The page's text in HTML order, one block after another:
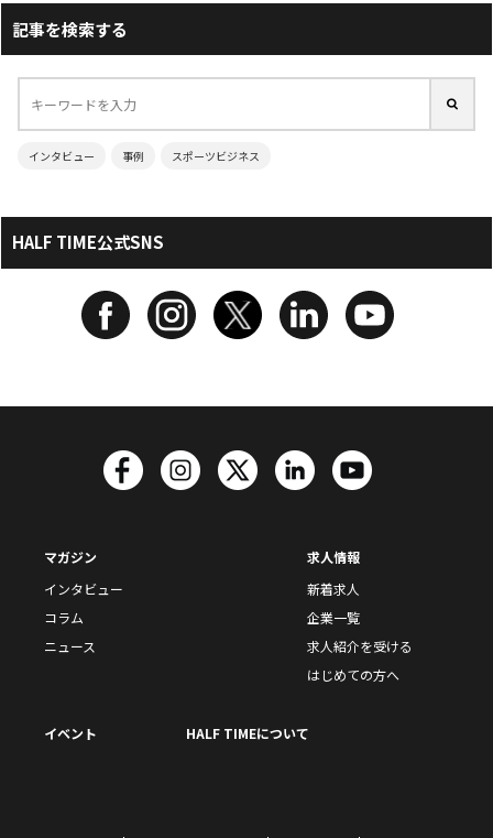
記事を検索する
インタビュー 事例 スポーツビジネス
HALF TIME公式SNS
マガジン
インタビュー
コラム
ニュース
求人情報
新着求人
企業一覧
求人紹介を受ける
はじめての方へ
イベント HALF TIMEについて